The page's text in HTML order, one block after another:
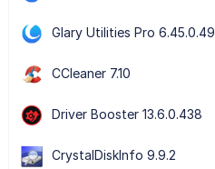
Glary Utilities Pro 6.45.0.49
CCleaner 7.10
Driver Booster 13.6.0.438
CrystalDiskInfo 9.9.2